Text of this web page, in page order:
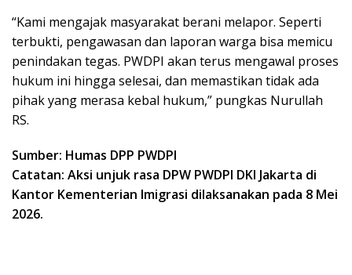
“Kami mengajak masyarakat berani melapor. Seperti
terbukti, pengawasan dan laporan warga bisa memicu
penindakan tegas. PWDPI akan terus mengawal proses
hukum ini hingga selesai, dan memastikan tidak ada
pihak yang merasa kebal hukum,” pungkas Nurullah
RS.
Sumber: Humas DPP PWDPI
Catatan: Aksi unjuk rasa DPW PWDPI DKI Jakarta di
Kantor Kementerian Imigrasi dilaksanakan pada 8 Mei
2026.